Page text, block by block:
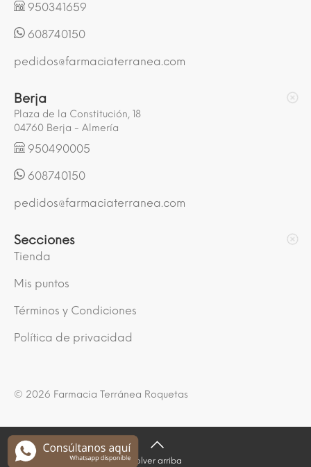
950341659
608740150
pedidos@farmaciaterranea.com
Berja
Plaza de la Constitución, 18
04760 Berja - Almería
950490005
608740150
pedidos@farmaciaterranea.com
Secciones
Tienda
Mis puntos
Términos y Condiciones
Política de privacidad
© 2026 Farmacia Terránea Roquetas
Volver arriba